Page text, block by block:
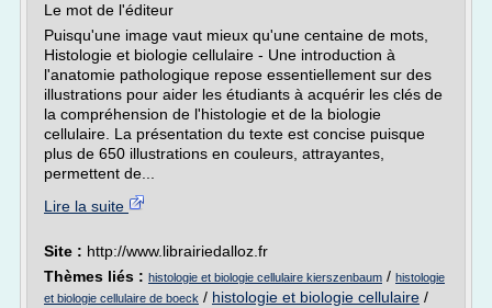
Le mot de l'éditeur
Puisqu'une image vaut mieux qu'une centaine de mots,
Histologie et biologie cellulaire - Une introduction à
l'anatomie pathologique repose essentiellement sur des
illustrations pour aider les étudiants à acquérir les clés de
la compréhension de l'histologie et de la biologie
cellulaire. La présentation du texte est concise puisque
plus de 650 illustrations en couleurs, attrayantes,
permettent de...
Lire la suite
Site : http://www.librairiedalloz.fr
Thèmes liés : histologie et biologie cellulaire kierszenbaum / histologie
et biologie cellulaire de boeck / histologie et biologie cellulaire /